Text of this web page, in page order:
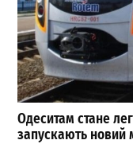
Одеситам стане
запускають новий